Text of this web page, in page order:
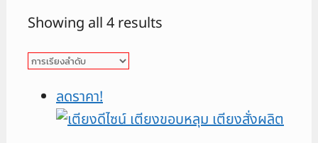
Showing all 4 results
ลดราคา!